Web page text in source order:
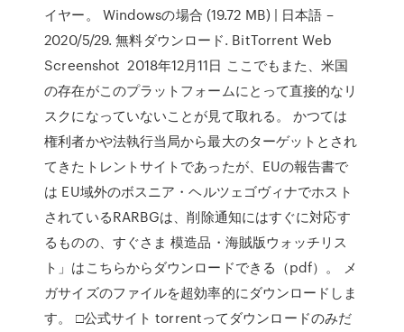
イヤー。 Windowsの場合 (19.72 MB) | 日本語 –
2020/5/29. 無料ダウンロード. BitTorrent Web
Screenshot 2018年12月11日 ここでもまた、米国
の存在がこのプラットフォームにとって直接的なリ
スクになっていないことが見て取れる。 かつては
権利者かや法執行当局から最大のターゲットとされ
てきたトレントサイトであったが、EUの報告書で
は EU域外のボスニア・ヘルツェゴヴィナでホスト
されているRARBGは、削除通知にはすぐに対応す
るものの、すぐさま 模造品・海賊版ウォッチリス
ト」はこちらからダウンロードできる（pdf）。 メ
ガサイズのファイルを超効率的にダウンロードしま
す。 □公式サイト torrentってダウンロードのみだ